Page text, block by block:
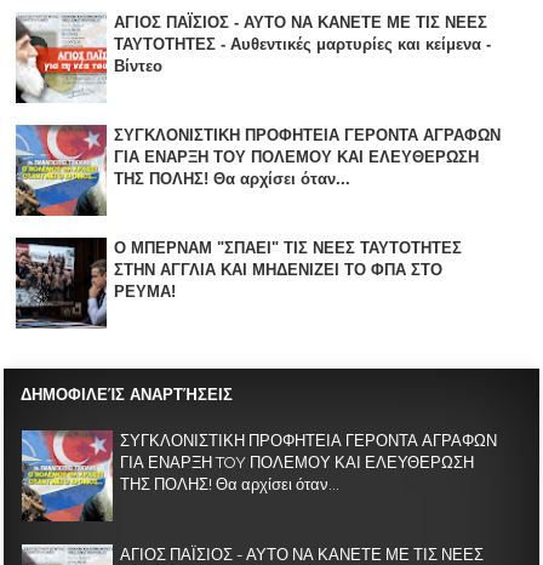
ΑΓΙΟΣ ΠΑΪΣΙΟΣ - ΑΥΤΟ ΝΑ ΚΑΝΕΤΕ ΜΕ ΤΙΣ ΝΕΕΣ
ΤΑΥΤΟΤΗΤΕΣ - Αυθεντικές μαρτυρίες και κείμενα -
Βίντεο
ΣΥΓΚΛΟΝΙΣΤΙΚΗ ΠΡΟΦΗΤΕΙΑ ΓΕΡΟΝΤΑ ΑΓΡΑΦΩΝ
ΓΙΑ ΕΝΑΡΞΗ TOY ΠΟΛΕΜΟΥ ΚΑΙ ΕΛΕΥΘΕΡΩΣΗ
ΤΗΣ ΠΟΛΗΣ! Θα αρχίσει όταν...
Ο ΜΠΕΡΝΑΜ "ΣΠΑΕΙ" ΤΙΣ ΝΕΕΣ ΤΑΥΤΟΤΗΤΕΣ
ΣΤΗΝ ΑΓΓΛΙΑ KAI ΜΗΔΕΝΙZΕΙ ΤΟ ΦΠΑ ΣΤΟ
ΡΕΥΜΑ!
ΔΗΜΟΦΙΛΕΊΣ ΑΝΑΡΤΉΣΕΙΣ
ΣΥΓΚΛΟΝΙΣΤΙΚΗ ΠΡΟΦΗΤΕΙΑ ΓΕΡΟΝΤΑ ΑΓΡΑΦΩΝ
ΓΙΑ ΕΝΑΡΞΗ TOY ΠΟΛΕΜΟΥ ΚΑΙ ΕΛΕΥΘΕΡΩΣΗ
ΤΗΣ ΠΟΛΗΣ! Θα αρχίσει όταν...
ΑΓΙΟΣ ΠΑΪΣΙΟΣ - ΑΥΤΟ ΝΑ ΚΑΝΕΤΕ ΜΕ ΤΙΣ ΝΕΕΣ